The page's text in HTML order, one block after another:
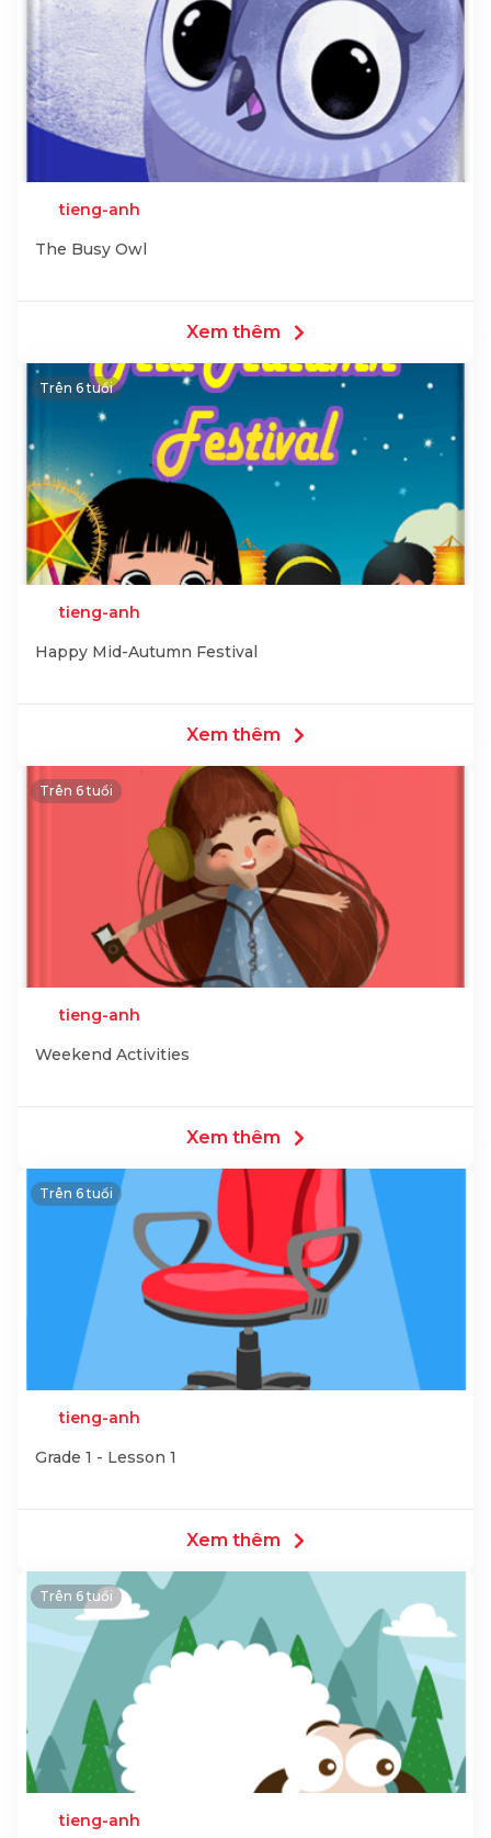
tieng-anh
The Busy Owl
Xem thêm
Trên 6 tuổi
tieng-anh
Happy Mid-Autumn Festival
Xem thêm
Trên 6 tuổi
tieng-anh
Weekend Activities
Xem thêm
Trên 6 tuổi
tieng-anh
Grade 1 - Lesson 1
Xem thêm
Trên 6 tuổi
tieng-anh